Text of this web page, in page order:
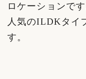
ロケーションです
人気のILDKタイ
す。